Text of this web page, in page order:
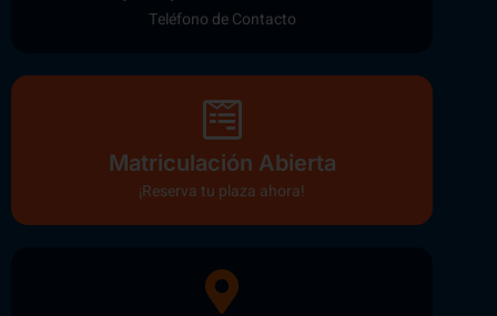
Teléfono de Contacto
Matriculación Abierta
¡Reserva tu plaza ahora!